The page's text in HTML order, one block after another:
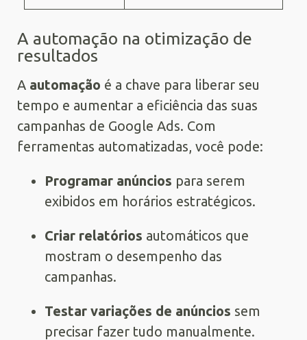
A automação na otimização de
resultados
A automação é a chave para liberar seu
tempo e aumentar a eficiência das suas
campanhas de Google Ads. Com
ferramentas automatizadas, você pode:
Programar anúncios para serem
exibidos em horários estratégicos.
Criar relatórios automáticos que
mostram o desempenho das
campanhas.
Testar variações de anúncios sem
precisar fazer tudo manualmente.